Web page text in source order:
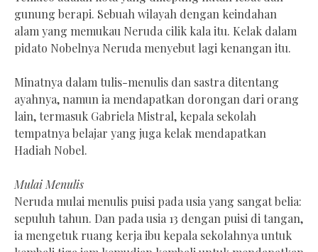
gunung berapi. Sebuah wilayah dengan keindahan
alam yang memukau Neruda cilik kala itu. Kelak dalam
pidato Nobelnya Neruda menyebut lagi kenangan itu.
Minatnya dalam tulis-menulis dan sastra ditentang
ayahnya, namun ia mendapatkan dorongan dari orang
lain, termasuk Gabriela Mistral, kepala sekolah
tempatnya belajar yang juga kelak mendapatkan
Hadiah Nobel.
Mulai Menulis
Neruda mulai menulis puisi pada usia yang sangat belia:
sepuluh tahun. Dan pada usia 13 dengan puisi di tangan,
ia mengetuk ruang kerja ibu kepala sekolahnya untuk